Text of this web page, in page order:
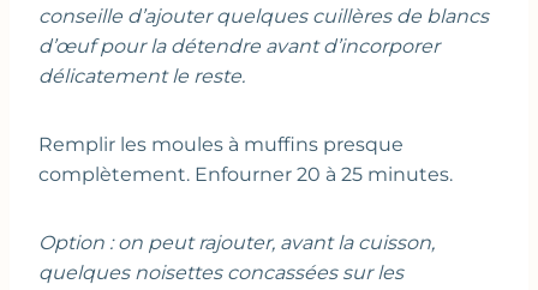
conseille d’ajouter quelques cuillères de blancs
d’œuf pour la détendre avant d’incorporer
délicatement le reste.
Remplir les moules à muffins presque
complètement. Enfourner 20 à 25 minutes.
Option : on peut rajouter, avant la cuisson,
quelques noisettes concassées sur les